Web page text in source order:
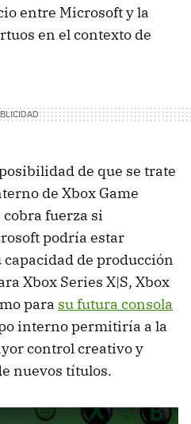
entre Microsoft y la
en el contexto de
de que se trate
de Xbox Game
fuerza si
podría estar
de producción
Xbox Series X|S, Xbox
para su futura consola
interno permitiría a la
control creativo y
nuevos títulos.